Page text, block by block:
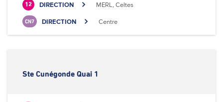
12 DIRECTION MERL, Celtes
CN7 DIRECTION Centre
Ste Cunégonde Quai 1